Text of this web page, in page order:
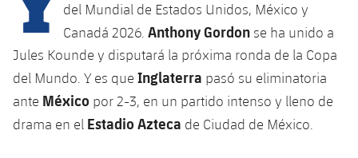
plusicon
más
Instalaciones
SUB13
SUB12
SUB11 A
SUB13 B
SUB12 C
SUB11 C
Entradas
Gameday Shows
Resultados
Base
Barça Atlètic
Junior
Cadete A
Campus Verano
PLUSICON
MÁS
Primer Equipo
plusicon
más
Actualidad
del Mundial de Estados Unidos, México y
Canadá 2026. Anthony Gordon se ha unido a
Jules Kounde y disputará la próxima ronda de la Copa
del Mundo. Y es que Inglaterra pasó su eliminatoria
ante México por 2-3, en un partido intenso y lleno de
drama en el Estadio Azteca de Ciudad de México.